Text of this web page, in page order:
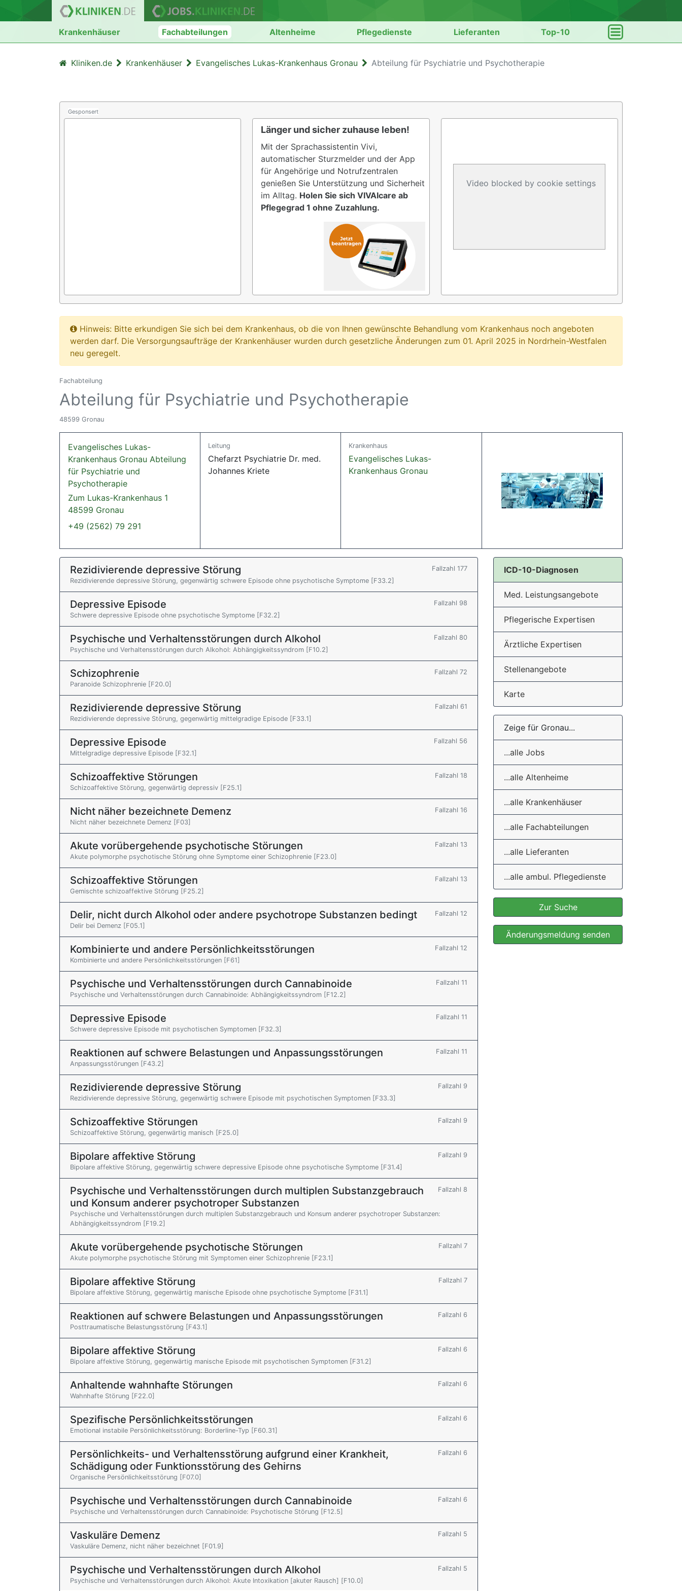
Krankenhäuser Fachabteilungen Altenheime Pflegedienste Lieferanten Top-10
Kliniken.de Krankenhäuser Evangelisches Lukas-Krankenhaus Gronau Abteilung für Psychiatrie und Psychotherapie
Gesponsert
Länger und sicher zuhause leben!
Mit der Sprachassistentin Vivi,
automatischer Sturzmelder und der App
für Angehörige und Notrufzentralen
genießen Sie Unterstützung und Sicherheit
im Alltag. Holen Sie sich VIVAIcare ab
Pflegegrad 1 ohne Zuzahlung.
Video blocked by cookie settings
Hinweis: Bitte erkundigen Sie sich bei dem Krankenhaus, ob die von Ihnen gewünschte Behandlung vom Krankenhaus noch angeboten
werden darf. Die Versorgungsaufträge der Krankenhäuser wurden durch gesetzliche Änderungen zum 01. April 2025 in Nordrhein-Westfalen
neu geregelt.
Fachabteilung
Abteilung für Psychiatrie und Psychotherapie
48599 Gronau
Evangelisches Lukas-
Krankenhaus Gronau Abteilung
für Psychiatrie und
Psychotherapie
Zum Lukas-Krankenhaus 1
48599 Gronau
+49 (2562) 79 291
Leitung
Chefarzt Psychiatrie Dr. med.
Johannes Kriete
Krankenhaus
Evangelisches Lukas-
Krankenhaus Gronau
Rezidivierende depressive Störung
Fallzahl 177
Rezidivierende depressive Störung, gegenwärtig schwere Episode ohne psychotische Symptome [F33.2]
Depressive Episode
Fallzahl 98
Schwere depressive Episode ohne psychotische Symptome [F32.2]
Psychische und Verhaltensstörungen durch Alkohol
Fallzahl 80
Psychische und Verhaltensstörungen durch Alkohol: Abhängigkeitssyndrom [F10.2]
Schizophrenie
Fallzahl 72
Paranoide Schizophrenie [F20.0]
Rezidivierende depressive Störung
Fallzahl 61
Rezidivierende depressive Störung, gegenwärtig mittelgradige Episode [F33.1]
Depressive Episode
Fallzahl 56
Mittelgradige depressive Episode [F32.1]
Schizoaffektive Störungen
Fallzahl 18
Schizoaffektive Störung, gegenwärtig depressiv [F25.1]
Nicht näher bezeichnete Demenz
Fallzahl 16
Nicht näher bezeichnete Demenz [F03]
Akute vorübergehende psychotische Störungen
Fallzahl 13
Akute polymorphe psychotische Störung ohne Symptome einer Schizophrenie [F23.0]
Schizoaffektive Störungen
Fallzahl 13
Gemischte schizoaffektive Störung [F25.2]
Delir, nicht durch Alkohol oder andere psychotrope Substanzen bedingt
Fallzahl 12
Delir bei Demenz [F05.1]
Kombinierte und andere Persönlichkeitsstörungen
Fallzahl 12
Kombinierte und andere Persönlichkeitsstörungen [F61]
Psychische und Verhaltensstörungen durch Cannabinoide
Fallzahl 11
Psychische und Verhaltensstörungen durch Cannabinoide: Abhängigkeitssyndrom [F12.2]
Depressive Episode
Fallzahl 11
Schwere depressive Episode mit psychotischen Symptomen [F32.3]
Reaktionen auf schwere Belastungen und Anpassungsstörungen
Fallzahl 11
Anpassungsstörungen [F43.2]
Rezidivierende depressive Störung
Fallzahl 9
Rezidivierende depressive Störung, gegenwärtig schwere Episode mit psychotischen Symptomen [F33.3]
Schizoaffektive Störungen
Fallzahl 9
Schizoaffektive Störung, gegenwärtig manisch [F25.0]
Bipolare affektive Störung
Fallzahl 9
Bipolare affektive Störung, gegenwärtig schwere depressive Episode ohne psychotische Symptome [F31.4]
Psychische und Verhaltensstörungen durch multiplen Substanzgebrauch
und Konsum anderer psychotroper Substanzen
Fallzahl 8
Psychische und Verhaltensstörungen durch multiplen Substanzgebrauch und Konsum anderer psychotroper Substanzen:
Abhängigkeitssyndrom [F19.2]
Akute vorübergehende psychotische Störungen
Fallzahl 7
Akute polymorphe psychotische Störung mit Symptomen einer Schizophrenie [F23.1]
Bipolare affektive Störung
Fallzahl 7
Bipolare affektive Störung, gegenwärtig manische Episode ohne psychotische Symptome [F31.1]
Reaktionen auf schwere Belastungen und Anpassungsstörungen
Fallzahl 6
Posttraumatische Belastungsstörung [F43.1]
Bipolare affektive Störung
Fallzahl 6
Bipolare affektive Störung, gegenwärtig manische Episode mit psychotischen Symptomen [F31.2]
Anhaltende wahnhafte Störungen
Fallzahl 6
Wahnhafte Störung [F22.0]
Spezifische Persönlichkeitsstörungen
Fallzahl 6
Emotional instabile Persönlichkeitsstörung: Borderline-Typ [F60.31]
Persönlichkeits- und Verhaltensstörung aufgrund einer Krankheit,
Schädigung oder Funktionsstörung des Gehirns
Fallzahl 6
Organische Persönlichkeitsstörung [F07.0]
Psychische und Verhaltensstörungen durch Cannabinoide
Fallzahl 6
Psychische und Verhaltensstörungen durch Cannabinoide: Psychotische Störung [F12.5]
Vaskuläre Demenz
Fallzahl 5
Vaskuläre Demenz, nicht näher bezeichnet [F01.9]
Psychische und Verhaltensstörungen durch Alkohol
Fallzahl 5
Psychische und Verhaltensstörungen durch Alkohol: Akute Intoxikation [akuter Rausch] [F10.0]
ICD-10-Diagnosen
Med. Leistungsangebote
Pflegerische Expertisen
Ärztliche Expertisen
Stellenangebote
Karte
Zeige für Gronau...
...alle Jobs
...alle Altenheime
...alle Krankenhäuser
...alle Fachabteilungen
...alle Lieferanten
...alle ambul. Pflegedienste
Zur Suche
Änderungsmeldung senden